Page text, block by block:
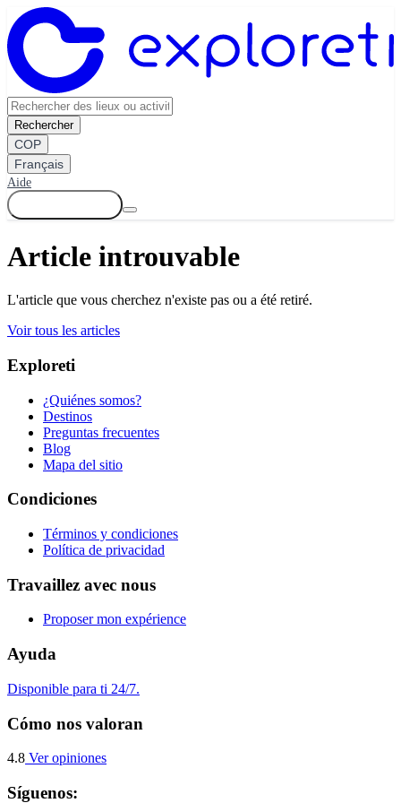
Rechercher
COP
Français
Aide
Article introuvable
L'article que vous cherchez n'existe pas ou a été retiré.
Voir tous les articles
Exploreti
¿Quiénes somos?
Destinos
Preguntas frecuentes
Blog
Mapa del sitio
Condiciones
Términos y condiciones
Política de privacidad
Travaillez avec nous
Proposer mon expérience
Ayuda
Disponible para ti 24/7.
Cómo nos valoran
4.8 Ver opiniones
Síguenos: